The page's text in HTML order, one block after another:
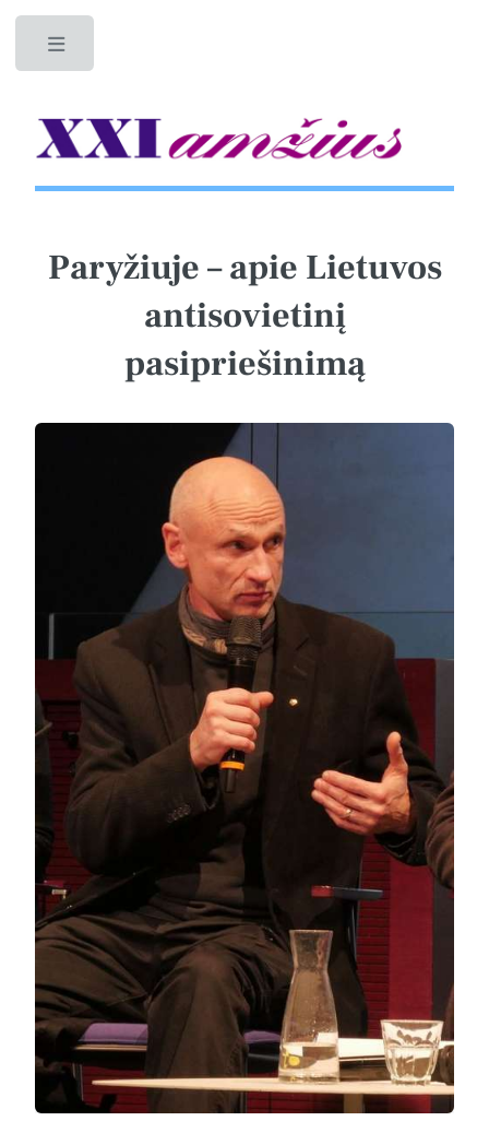
Paryžiuje – apie Lietuvos
antisovietinį
pasipriešinimą